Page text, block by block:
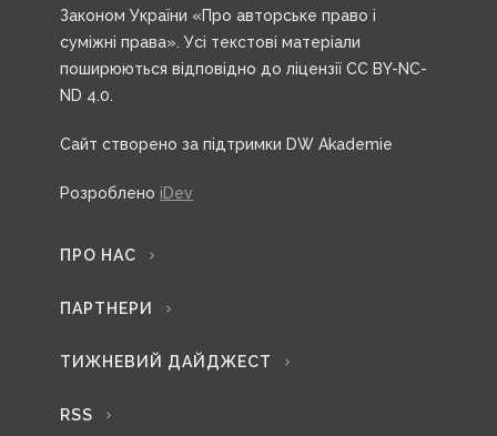
Законом України «Про авторське право і
суміжні права». Усі текстові матеріали
поширюються відповідно до ліцензії CC BY-NC-
ND 4.0.
Сайт створено за підтримки DW Akademie
Розроблено iDev
ПРО НАС
ПАРТНЕРИ
ТИЖНЕВИЙ ДАЙДЖЕСТ
RSS